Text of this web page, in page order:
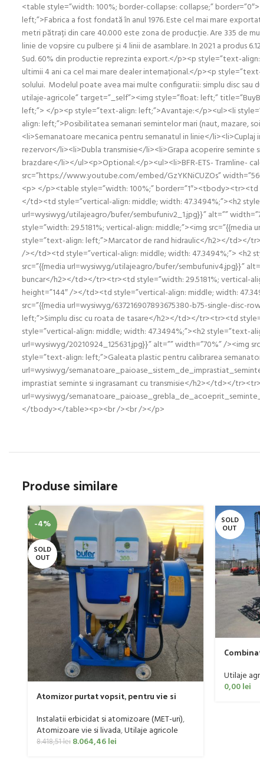
<table style=”width: 100%; border-collapse: collapse;”
left;”>Fabrica a fost fondată în anul 1976. Este cel mai mare
metri pătrați din care 40.000 este zona de producție. Are 335 de
linie de vopsire cu pulbere și 4 linii de asamblare. In 2021 a produs
Sud. 60% din productie reprezinta export.</p><p style=”text-
ultimii 4 ani ca cel mai mare dealer internațional.</p><p
solului. Modelul poate avea mai multe configuratii: simplu disc
utilaje-agricole” target=”_self”><img style=”float: left;”
left;”> </p><p style=”text-align: left;”>Avantaje:</p><ul><li
align: left;”>Posibilitatea semanari semintelor mari (naut,
<li>Semanatoare mecanica pentru semanatul in linie</
rezervor</li><li>Dubla transmisie</li><li>Grapa acoperire
brazdare</li></ul><p>Optional:</p><ul><li>BFR-ETS- Tramline-
src=”https://www.youtube.com/embed/GzYKNiCUZOs”
<p> </p><table style=”width: 100%;”
</td><td style=”vertical-align: middle; width: 47.3494%;”><h2
url=wysiwyg/utilajeagro/bufer/sembufuniv2_1.jpg}}” alt=””
style=”width: 29.5181%; vertical-align: middle;”><img
style=”text-align: left;”>Marcator de rand hidraulic</h2></td></
/></td><td style=”vertical-align: middle; width: 47.3494%;”> <h2
src=”{{media url=wysiwyg/utilajeagro/bufer/sembufuniv4.jpg}}”
buncar</h2></td></tr><tr><td style=”width: 29.5181%; vertical-
height=”144″ /></td><td style=”vertical-align: middle; width:
src=”{{media url=wysiwyg/637216907893675380-b75-single-disc-
left;”>Simplu disc cu roata de tasare</h2></td></tr><tr><td
style=”vertical-align: middle; width: 47.3494%;”><h2 style=”text-
url=wysiwyg/20210924_125631.jpg}}” alt=”” width=”70%” /><img
style=”text-align: left;”>Galeata plastic pentru calibrarea
url=wysiwyg/
imprastiat seminte si ingrasamant cu transmisie</h2></td></
url=wysiwyg/
</tbody></table><p><br /><br /></p>
Produse similare
-4%
SOLD
OUT
Atomizor purtat vopsit, pentru vie si
litri
Instalatii erbicidat si atomizoare (MET-uri),
Atomizoare vie si livada,Utilaje agricole
8.418,51lei 8.064,46lei
SOLD
OUT
Utilaje
0,00lei